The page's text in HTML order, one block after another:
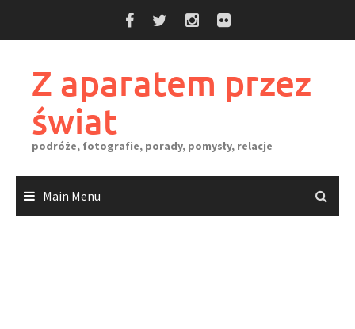
Z aparatem przez
świat
podróże, fotografie, porady, pomysły, relacje
Main Menu